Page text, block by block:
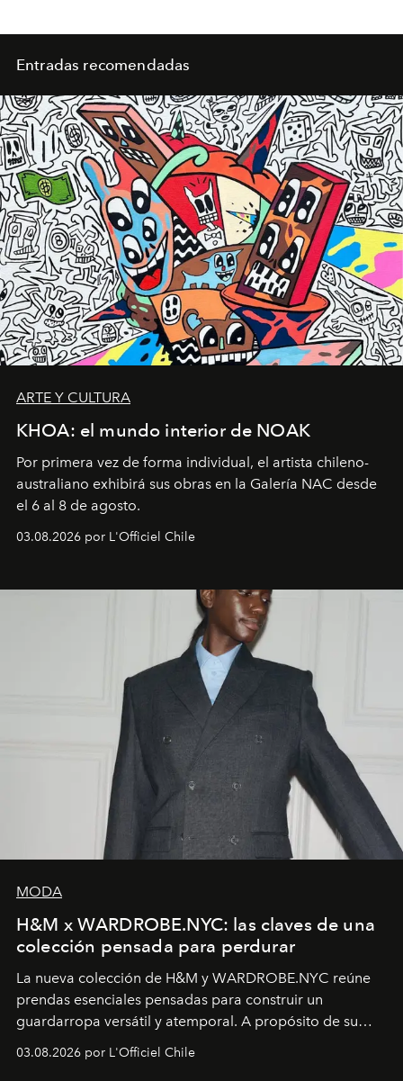
Entradas recomendadas
ARTE Y CULTURA
KHOA: el mundo interior de NOAK
Por primera vez de forma individual, el artista chileno-
australiano exhibirá sus obras en la Galería NAC desde
el 6 al 8 de agosto.
03.08.2026 por L'Officiel Chile
MODA
H&M x WARDROBE.NYC: las claves de una
colección pensada para perdurar
La nueva colección de H&M y WARDROBE.NYC reúne
prendas esenciales pensadas para construir un
guardarropa versátil y atemporal. A propósito de su
la asesora creativa y jefa de diseño global de la marca
03.08.2026 por L'Officiel Chile